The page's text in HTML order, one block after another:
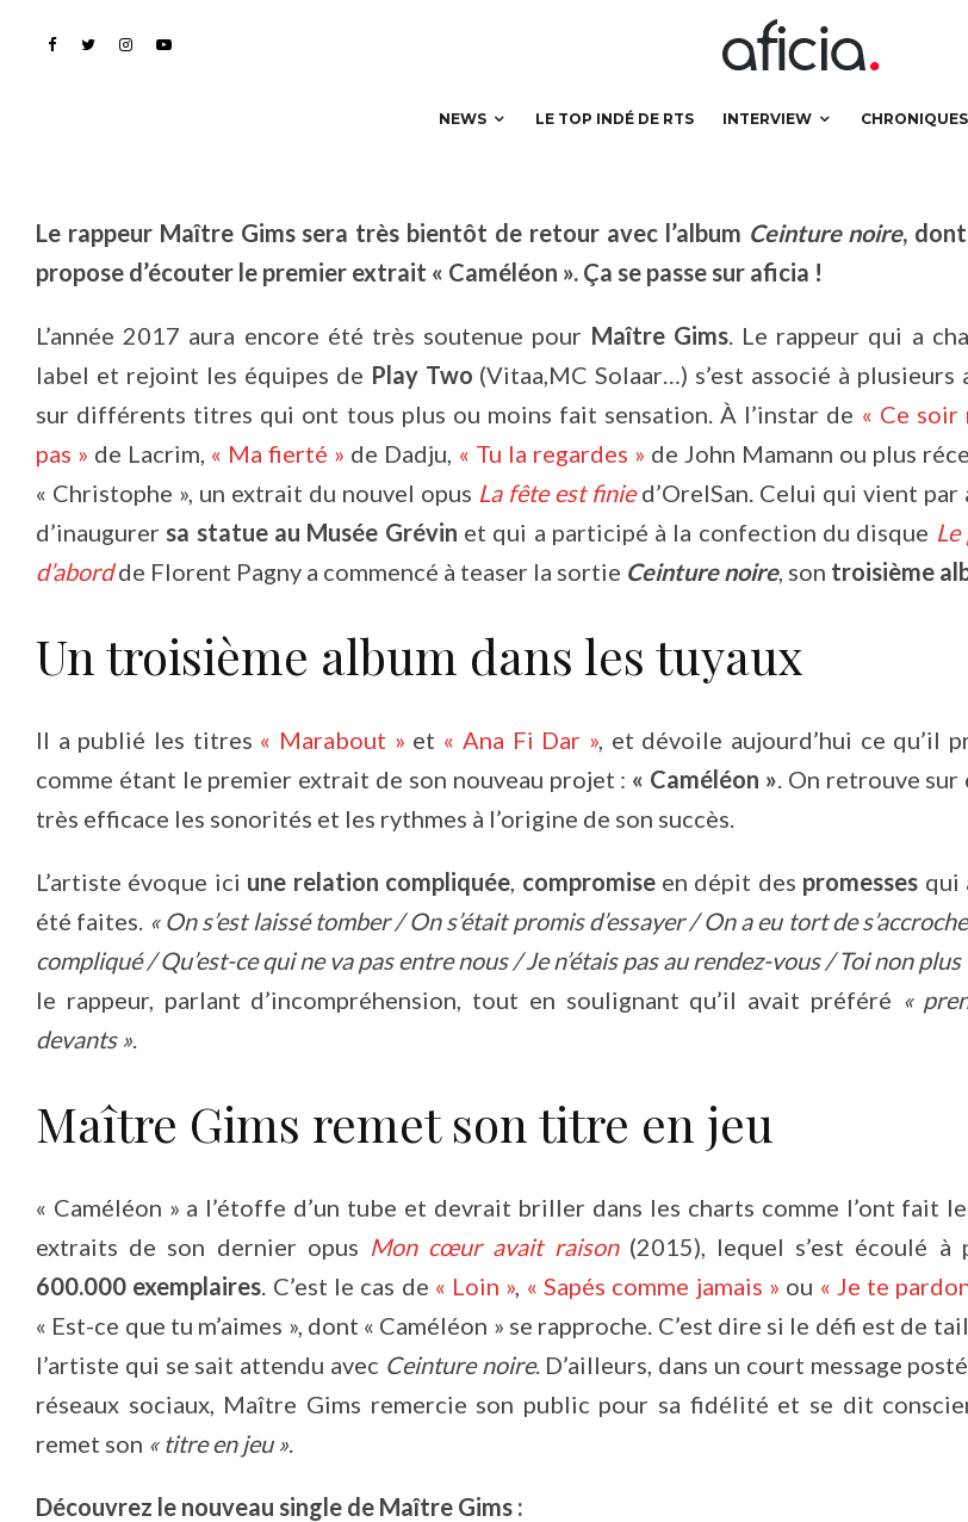
NEWS LE TOP INDÉ DE RTS INTERVIEW CHRONIQUES
noire »
Le rappeur Maître Gims sera très bientôt de retour avec l’album Ceinture noire,
propose d’écouter le premier extrait « Caméléon ». Ça se passe sur aficia !
L’année 2017 aura encore été très soutenue pour Maître Gims. Le rappeur qui a
label et rejoint les équipes de Play Two (Vitaa,MC Solaar…) s’est associé à plusieurs
sur différents titres qui ont tous plus ou moins fait sensation. À l’instar de « Ce soir
pas » de Lacrim, « Ma fierté » de Dadju, « Tu la regardes » de John Mamann ou plus
« Christophe », un extrait du nouvel opus La fête est finied’OrelSan. Celui qui vient par
d’inaugurer sa statue au Musée Grévin et qui a participé à la confection du disque
d’abordde Florent Pagny a commencé à teaser la sortie Ceinture noire, son troisième
Un troisième album dans les tuyaux
Il a publié les titres « Marabout » et « Ana Fi Dar », et dévoile aujourd’hui ce qu’il
comme étant le premier extrait de son nouveau projet : « Caméléon ». On retrouve
très efficace les sonorités et les rythmes à l’origine de son succès.
L’artiste évoque ici une relation compliquée, compromiseen dépit des promesses qui
été faites. « On s’est laissé tomber / On s’était promis d’essayer / On a eu tort de
compliqué / Qu’est-ce qui ne va pas entre nous / Je n’étais pas au rendez-vous / Toi non plus
le rappeur, parlant d’incompréhension, tout en soulignant qu’il avait préféré «
devants ».
Maître Gims remet son titre en jeu
« Caméléon » a l’étoffe d’un tube et devrait briller dans les charts comme l’ont fait
extraits de son dernier opus Mon cœur avait raison(2015), lequel s’est écoulé à
600.000 exemplaires. C’est le cas de « Loin », « Sapés comme jamais » ou « Je te
« Est-ce que tu m’aimes », dont « Caméléon » se rapproche. C’est dire si le défi est de
l’artiste qui se sait attendu avec Ceinture noire. D’ailleurs, dans un court message
réseaux sociaux, Maître Gims remercie son public pour sa fidélité et se dit
remet son « titre en jeu ».
Découvrez le nouveau single de Maître Gims :